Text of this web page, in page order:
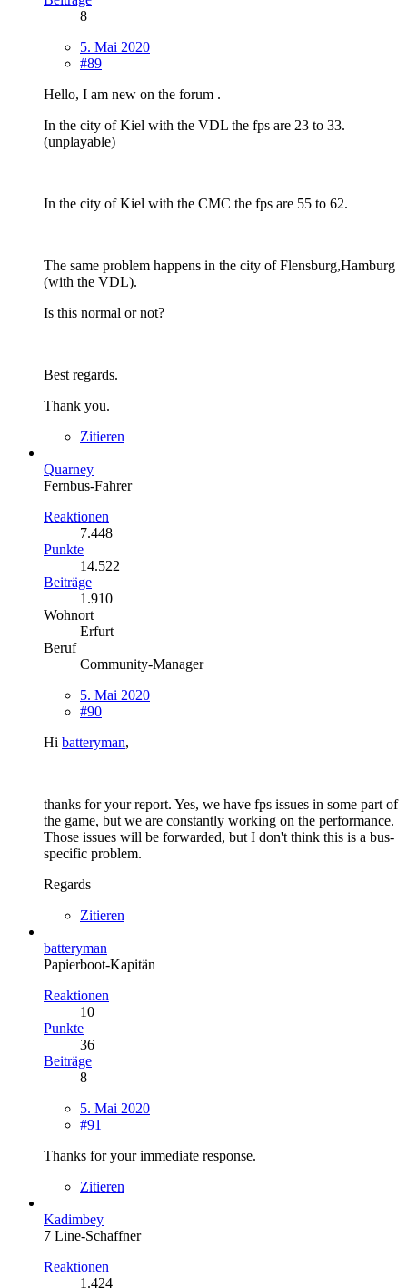
8
5. Mai 2020
#89
Hello, I am new on the forum .
In the city of Kiel with the VDL the fps are 23 to 33.
(unplayable)
In the city of Kiel with the CMC the fps are 55 to 62.
The same problem happens in the city of Flensburg,Hamburg
(with the VDL).
Is this normal or not?
Best regards.
Thank you.
Zitieren
Quarney
Fernbus-Fahrer
Reaktionen
7.448
Punkte
14.522
Beiträge
1.910
Wohnort
Erfurt
Beruf
Community-Manager
5. Mai 2020
#90
Hi batteryman,
thanks for your report. Yes, we have fps issues in some part of
the game, but we are constantly working on the performance.
Those issues will be forwarded, but I don't think this is a bus-
specific problem.
Regards
Zitieren
batteryman
Papierboot-Kapitän
Reaktionen
10
Punkte
36
Beiträge
8
5. Mai 2020
#91
Thanks for your immediate response.
Zitieren
Kadimbey
7 Line-Schaffner
Reaktionen
1.424